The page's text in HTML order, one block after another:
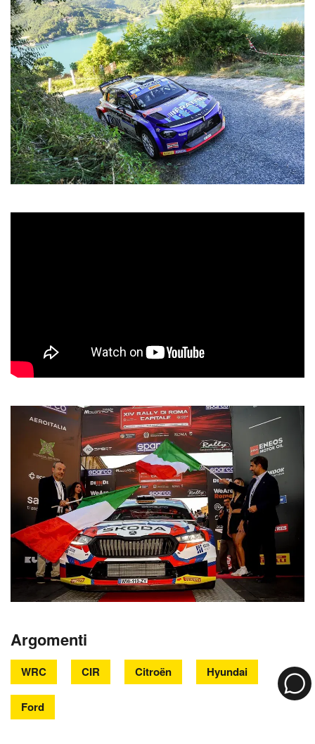
Argomenti
WRC CIR Citroën Hyundai
Ford